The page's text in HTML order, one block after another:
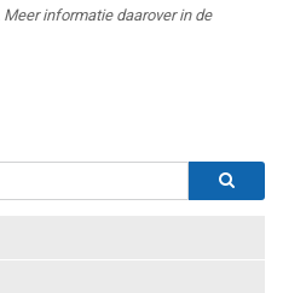
informatie daarover in de